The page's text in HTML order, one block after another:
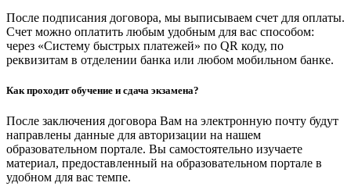
После подписания договора, мы выписываем счет для оплаты.
Счет можно оплатить любым удобным для вас способом:
через «Систему быстрых платежей» по QR коду, по
реквизитам в отделении банка или любом мобильном банке.
Как проходит обучение и сдача экзамена?
После заключения договора Вам на электронную почту будут
направлены данные для авторизации на нашем
образовательном портале. Вы самостоятельно изучаете
материал, предоставленный на образовательном портале в
удобном для вас темпе.